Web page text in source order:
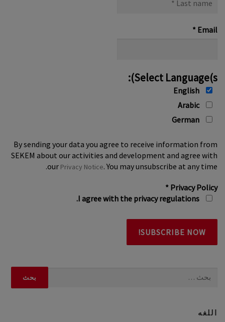
name
Email
*
Select Language(s):
Arabic
By sending your data you agree to receive information from
SEKEM about our activities and development and agree with
our Privacy Notice. You may unsubscribe at any time.
Privacy Policy
*
اللغه